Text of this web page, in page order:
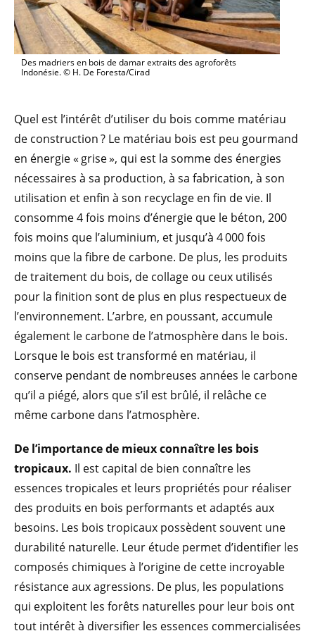
Des madriers en bois de damar extraits des agroforêts
Indonésie. © H. De Foresta/Cirad
Quel est l’intérêt d’utiliser du bois comme matériau
de construction ? Le matériau bois est peu gourmand
en énergie « grise », qui est la somme des énergies
nécessaires à sa production, à sa fabrication, à son
utilisation et enfin à son recyclage en fin de vie. Il
consomme 4 fois moins d’énergie que le béton, 200
fois moins que l’aluminium, et jusqu’à 4 000 fois
moins que la fibre de carbone. De plus, les produits
de traitement du bois, de collage ou ceux utilisés
pour la finition sont de plus en plus respectueux de
l’environnement. L’arbre, en poussant, accumule
également le carbone de l’atmosphère dans le bois.
Lorsque le bois est transformé en matériau, il
conserve pendant de nombreuses années le carbone
qu’il a piégé, alors que s’il est brûlé, il relâche ce
même carbone dans l’atmosphère.
De l’importance de mieux connaître les bois
tropicaux. Il est capital de bien connaître les
essences tropicales et leurs propriétés pour réaliser
des produits en bois performants et adaptés aux
besoins. Les bois tropicaux possèdent souvent une
durabilité naturelle. Leur étude permet d’identifier les
composés chimiques à l’origine de cette incroyable
résistance aux agressions. De plus, les populations
qui exploitent les forêts naturelles pour leur bois ont
tout intérêt à diversifier les essences commercialisées